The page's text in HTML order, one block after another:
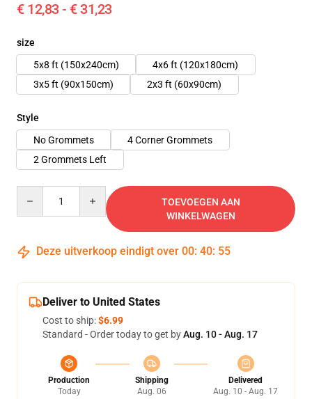
€ 12,83 - € 31,23
size
5x8 ft (150x240cm)
4x6 ft (120x180cm)
3x5 ft (90x150cm)
2x3 ft (60x90cm)
Style
No Grommets
4 Corner Grommets
2 Grommets Left
TOEVOEGEN AAN
WINKELWAGEN
Deze uitverkoop eindigt over 00: 40: 54
Deliver to United States
Cost to ship:$6.99
Standard - Order today to get byAug. 10 - Aug. 17
Production
Today
Shipping
Aug. 06
Delivered
Aug. 10 - Aug. 17